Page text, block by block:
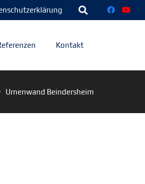
Kontakt
Urnenwand Beindersheim